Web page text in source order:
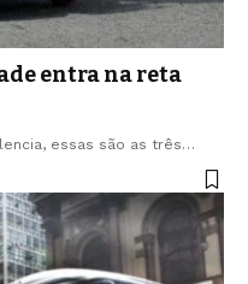
entra na reta
essas são as três…